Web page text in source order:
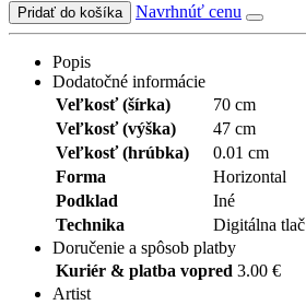
Navrhnúť cenu
Popis
Dodatočné informácie
Veľkosť (šírka)
70 cm
Veľkosť (výška)
47 cm
Veľkosť (hrúbka)
0.01 cm
Forma
Horizontal
Podklad
Iné
Technika
Digitálna tlač
Doručenie a spôsob platby
Kuriér & platba vopred 3.00 €
Artist